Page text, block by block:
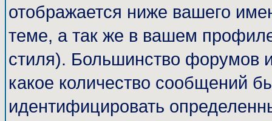
отображается ниже вашего
теме, а так же в вашем
стиля). Большинство форумов
какое количество сообщений
идентифицировать